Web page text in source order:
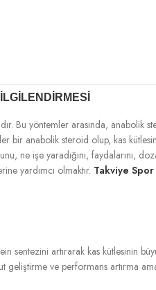
Bu yöntemler arasında, anabolik
bir anabolik steroid olup, kas
ne işe yaradığını, faydalarını,
yardımcı olmaktır. Takviye Spor
artırarak kas kütlesinin
geliştirme ve performans artırma